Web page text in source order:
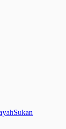
Sukan